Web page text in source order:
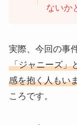
ないか
実際、今回の事
「ジャニーズ」
感を抱く人もい
ころです。